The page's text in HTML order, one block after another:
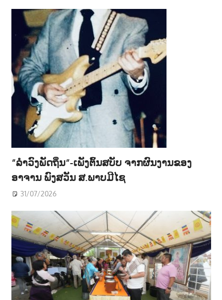
“ລຳວົງພັດຖິ່ນ“-ເພັງຕົ້ນສບັບ ຈາກຜົນງານຂອງ
ອາຈານ ພົງສວັນ ສ.ພາບມີໄຊ
31/07/2026